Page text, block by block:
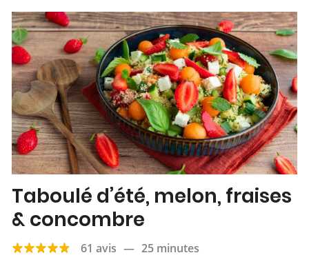
Taboulé d’été, melon, fraises
& concombre
61 avis — 25 minutes